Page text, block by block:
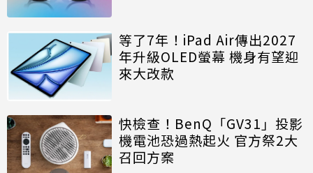
等了7年！iPad Air傳出2027
年升級OLED螢幕 機身有望迎
來大改款
快檢查！BenQ「GV31」投影
機電池恐過熱起火 官方祭2大
召回方案